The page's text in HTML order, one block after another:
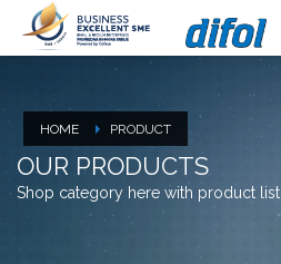
HOME PRODUCT
OUR PRODUCTS
Shop category here with product list